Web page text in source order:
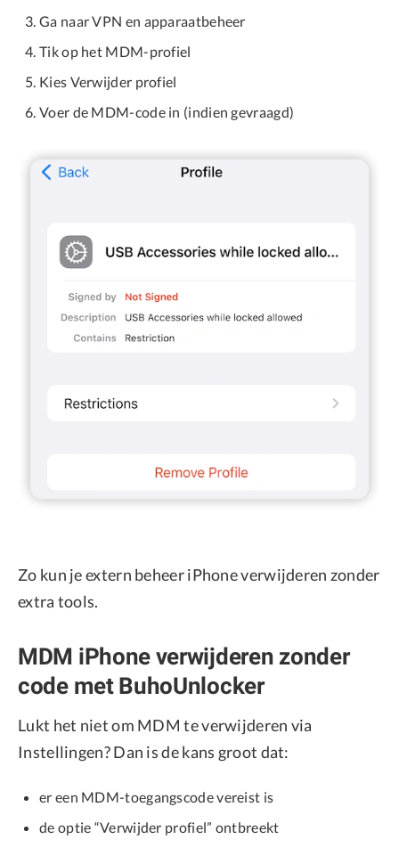
Ga naar VPN en apparaatbeheer
Tik op het MDM-profiel
Kies Verwijder profiel
Voer de MDM-code in (indien gevraagd)
Zo kun je extern beheer iPhone verwijderen zonder
extra tools.
MDM iPhone verwijderen zonder
code met BuhoUnlocker
Lukt het niet om MDM te verwijderen via
Instellingen? Dan is de kans groot dat:
er een MDM-toegangscode vereist is
de optie “Verwijder profiel” ontbreekt